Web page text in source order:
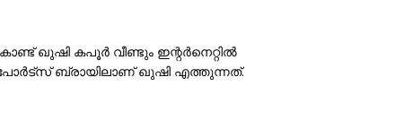
ഖുഷി കപൂർ വീണ്ടും ഇന്റർനെറ്റിൽ
ബ്രായിലാണ് ഖുഷി എത്തുന്നത്.